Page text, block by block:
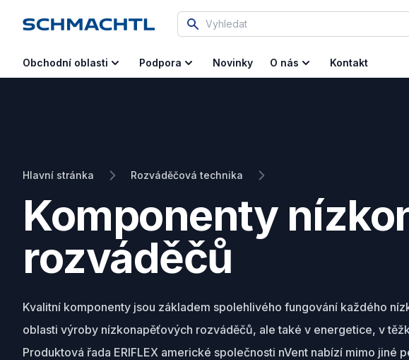
Vyhledat
Obchodní oblasti Podpora Novinky O nás Kontakt
Hlavní stránka Rozváděčová technika
Komponenty
rozváděčů
Kvalitní komponenty jsou základem spolehlivého fungování každého
oblasti výroby nízkonapěťových rozváděčů, ale také v energetice, v
Produktová řada ERIFLEX americké společnosti nVent nabízí mimo